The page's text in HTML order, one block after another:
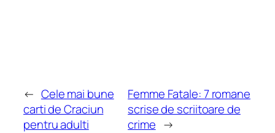
← Cele mai bune
carti de Craciun
pentru adulti
Femme Fatale: 7 romane
scrise de scriitoare de
crime →